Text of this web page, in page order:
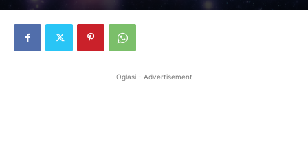
Oglasi - Advertisement